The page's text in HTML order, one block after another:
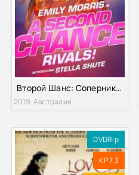
Второй Шанс: Соперники (2019)
2019, Австралия
DVDRip
KP 7.3